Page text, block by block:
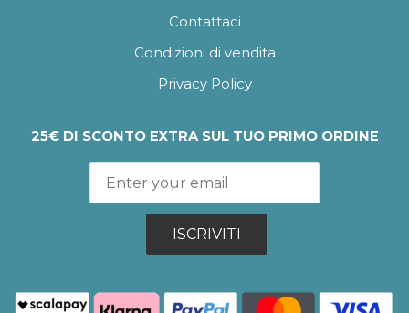
Contattaci
Condizioni di vendita
Privacy Policy
25€ DI SCONTO EXTRA SUL TUO PRIMO ORDINE
ISCRIVITI